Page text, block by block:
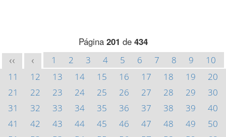
Página 201 de 434
<< < 1 2 3 4 5 6 7 8 9
10
11
12 13 14 15 16 17 18 19
20
21
22 23 24 25 26 27 28 29
30
31
32 33 34 35 36 37 38 39
40
41
42 43 44 45 46 47 48 49
50